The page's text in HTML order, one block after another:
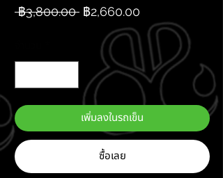
฿3,800.00 ราคา
฿2,660.00
ขาย
ลด
เพิ่มลงในรถเข็น
ซื้อเลย